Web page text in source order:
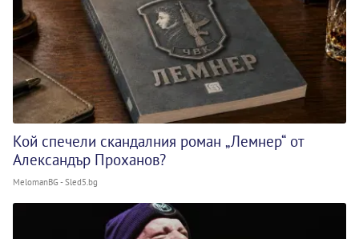
Кой спечели скандалния роман „Лемнер“ от
Александър Проханов?
MelomanBG - Sled5.bg